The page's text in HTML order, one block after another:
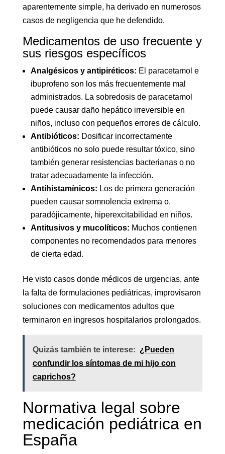
aparentemente simple, ha derivado en numerosos
casos de negligencia que he defendido.
Medicamentos de uso frecuente y
sus riesgos específicos
Analgésicos y antipiréticos: El paracetamol e
ibuprofeno son los más frecuentemente mal
administrados. La sobredosis de paracetamol
puede causar daño hepático irreversible en
niños, incluso con pequeños errores de cálculo.
Antibióticos: Dosificar incorrectamente
antibióticos no solo puede resultar tóxico, sino
también generar resistencias bacterianas o no
tratar adecuadamente la infección.
Antihistamínicos: Los de primera generación
pueden causar somnolencia extrema o,
paradójicamente, hiperexcitabilidad en niños.
Antitusivos y mucolíticos: Muchos contienen
componentes no recomendados para menores
de cierta edad.
He visto casos donde médicos de urgencias, ante
la falta de formulaciones pediátricas, improvisaron
soluciones con medicamentos adultos que
terminaron en ingresos hospitalarios prolongados.
Quizás también te interese: ¿Pueden
confundir los síntomas de mi hijo con
caprichos?
Normativa legal sobre
medicación pediátrica en
España